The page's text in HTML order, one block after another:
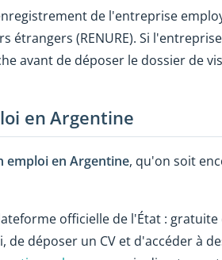
de l'entreprise
(RENURE). Si
avant de déposer le dossier de
en Argentine
emploi en Argentine, qu'on soit
officielle de l'État : gratuite
déposer un CV et d'accéder à